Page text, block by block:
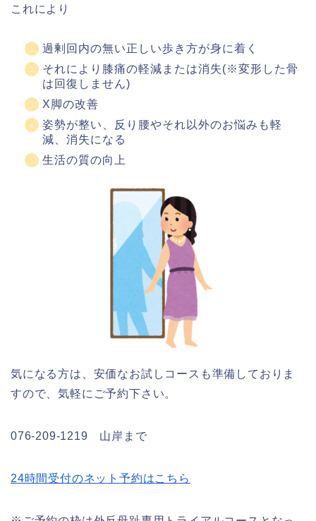
これにより
過剰回内の無い正しい歩き方が身に着く
それにより膝痛の軽減または消失(※変形した骨
は回復しません)
X脚の改善
姿勢が整い、反り腰やそれ以外のお悩みも軽
減、消失になる
生活の質の向上
気になる方は、安価なお試しコースも準備しておりま
すので、気軽にご予約下さい。
076-209-1219 山岸まで
24時間受付のネット予約はこちら